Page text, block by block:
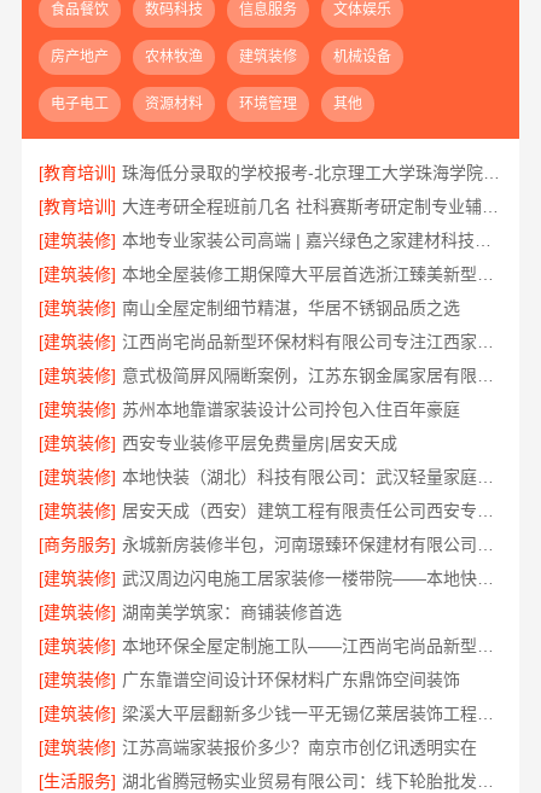
食品餐饮 数码科技 信息服务 文体娱乐
房产地产 农林牧渔 建筑装修 机械设备
电子电工 资源材料 环境管理 其他
[教育培训]
珠海低分录取的学校报考-北京理工大学珠海学院继教院
[教育培训]
大连考研全程班前几名 社科赛斯考研定制专业辅导规划
[建筑装修]
[建筑装修]
[建筑装修] 南山全屋定制细节精湛，华居不锈钢品质之选
[建筑装修]
[建筑装修]
[建筑装修] 苏州本地靠谱家装设计公司拎包入住百年豪庭
[建筑装修] 西安专业装修平层免费量房|居安天成
[建筑装修]
本地快装（湖北）科技有限公司：武汉轻量家庭装修新房透明报价
[建筑装修]
[商务服务]
[建筑装修]
武汉周边闪电施工居家装修一楼带院——本地快装（湖北）科技有限公司
[建筑装修] 湖南美学筑家：商铺装修首选
[建筑装修]
[建筑装修] 广东靠谱空间设计环保材料广东鼎饰空间装饰
[建筑装修]
梁溪大平层翻新多少钱一平无锡亿莱居装饰工程材料有限公司报价
[建筑装修] 江苏高端家装报价多少？南京市创亿讯透明实在
[生活服务]